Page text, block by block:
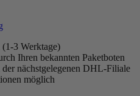
3 Werktage)
Ihren bekannten Paketboten
nächstgelegenen DHL-Filiale
möglich